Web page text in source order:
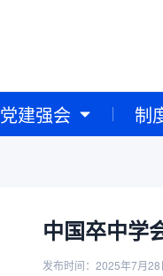
党建强会 制
中国卒中学
发布时间：2025年7月28